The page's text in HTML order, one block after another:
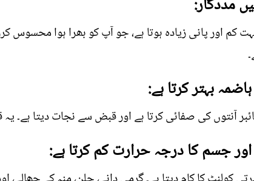
کم اور پانی زیادہ ہوتا ہے، جو آپ کو بھرا ہوا محسوس
بہتر کرتا ہے:
آنتوں کی صفائی کرتا ہے اور قبض سے نجات دیتا ہے۔ یہ
جسم کا درجہ حرارت کم کرتا ہے: